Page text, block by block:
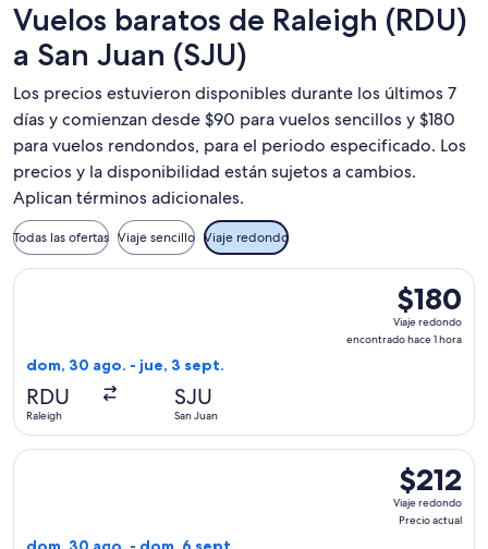
Vuelos baratos de Raleigh (RDU)
a San Juan (SJU)
Los precios estuvieron disponibles durante los últimos 7
días y comienzan desde $90 para vuelos sencillos y $180
para vuelos rendondos, para el periodo especificado. Los
precios y la disponibilidad están sujetos a cambios.
Aplican términos adicionales.
Todas las ofertas Viaje sencillo Viaje redondo
$180
Viaje
redondo,
$180
Viaje redondo
encontrado hace 1 hora
dom, 30 ago. - jue, 3 sept.
RDU
Raleigh
SJU
San Juan
Seleccionar vuelo de Frontier Airlines, con salida el dom,
$212
Viaje
redondo,
$212
Viaje redondo
Precio actual
Seleccionar vuelo de Frontier Airlines, con salida el dom,